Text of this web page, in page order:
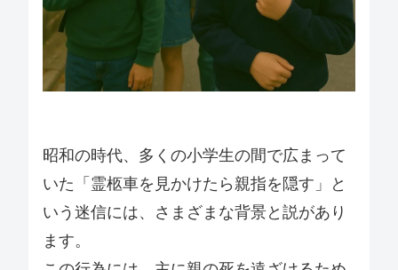
昭和の時代、多くの小学生の間で広まって
いた「霊柩車を見かけたら親指を隠す」と
いう迷信には、さまざまな背景と説があり
ます。